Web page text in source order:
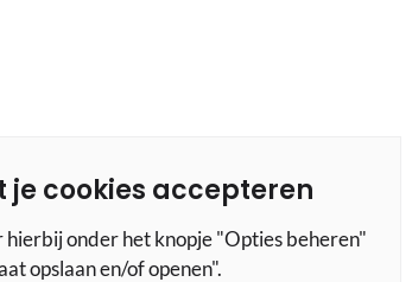
je cookies accepteren
hierbij onder het knopje "Opties beheren"
opslaan en/of openen".